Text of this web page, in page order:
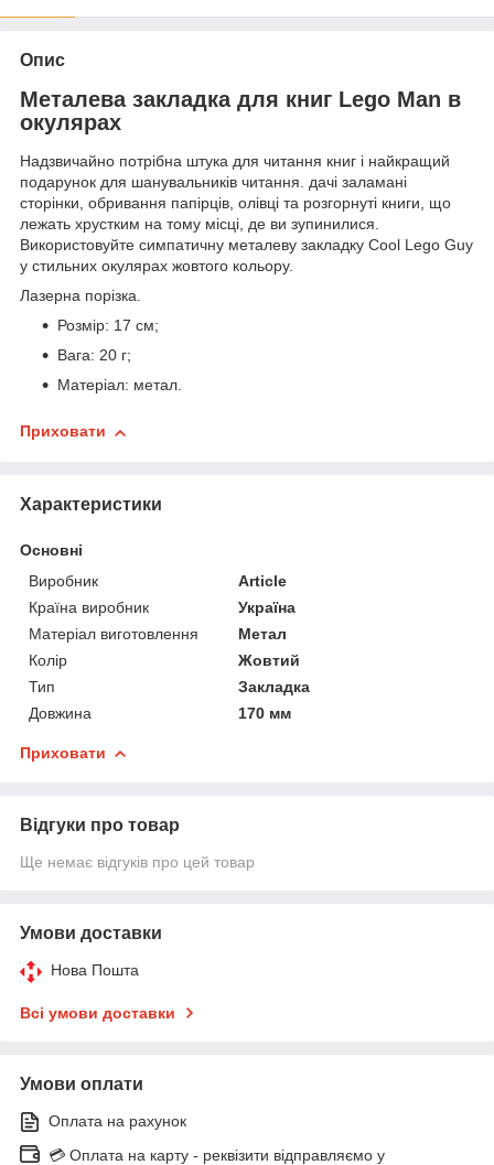
Опис
Металева закладка для книг Lego Man в
окулярах
Надзвичайно потрібна штука для читання книг і найкращий
подарунок для шанувальників читання. дачі заламані
сторінки, обривання папірців, олівці та розгорнуті книги, що
лежать хрустким на тому місці, де ви зупинилися.
Використовуйте симпатичну металеву закладку Cool Lego Guy
у стильних окулярах жовтого кольору.
Лазерна порізка.
Розмір: 17 см;
Вага: 20 г;
Матеріал: метал.
Приховати
Характеристики
Основні
Виробник
Article
Країна виробник
Україна
Матеріал виготовлення
Метал
Колір
Жовтий
Тип
Закладка
Довжина
170 мм
Приховати
Відгуки про товар
Ще немає відгуків про цей товар
Умови доставки
Нова Пошта
Всі умови доставки
Умови оплати
Оплата на рахунок
💳 Оплата на карту - реквізити відправляємо у